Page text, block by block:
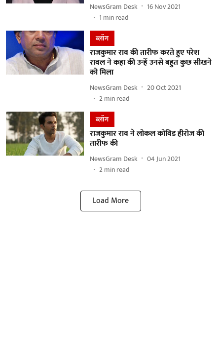
NewsGram Desk
16 Nov 2021
1 min read
ब्लॉग
राजकुमार राव की तारीफ करते हुए परेश
रावल ने कहा की उन्हें उनसे बहुत कुछ सीखने
को मिला
NewsGram Desk
20 Oct 2021
2min read
ब्लॉग
राजकुमार राव ने लोकल कोविड हीरोज की
तारीफ की
NewsGram Desk
04 Jun 2021
2min read
Load More